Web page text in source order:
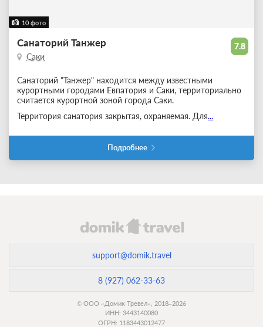
10 фото
7.8
Санаторий Танжер
Саки
Санаторий "Танжер" находится между известными
курортными городами Евпатория и Саки, территориально
считается курортной зоной города Саки.
Территория санатория закрытая, охраняемая. Для...
Подробнее
support@domik.travel
8 (927) 062-33-63
© ООО «Домик Тревел», 2018–2026
ИНН: 3443140080
ОГРН: 1183443012477